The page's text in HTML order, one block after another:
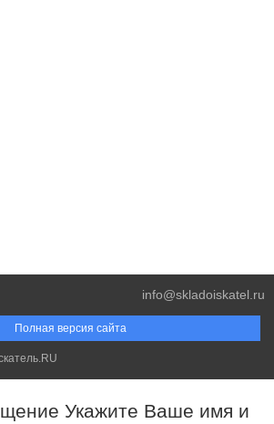
Полная версия сайта
info@skladoiskatel.ru
Укажите Ваше имя и